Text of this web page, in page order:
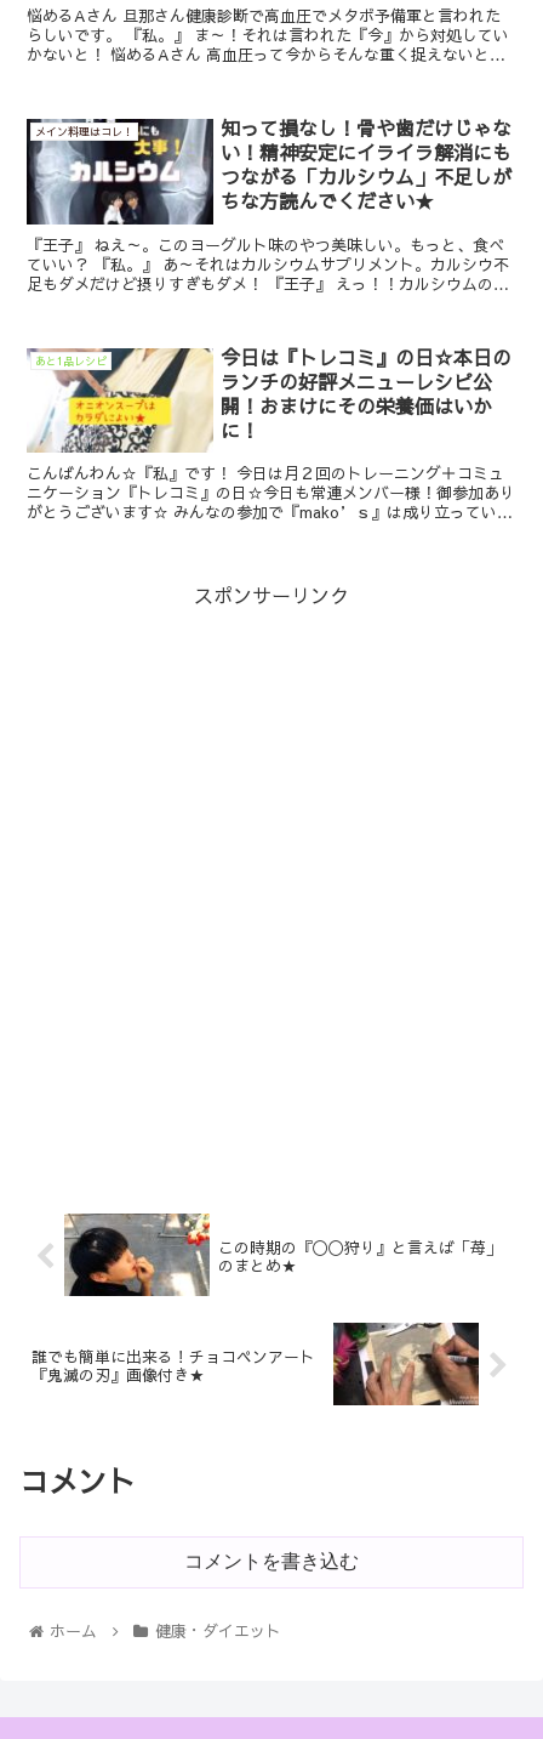
悩めるAさん 旦那さん健康診断で高血圧でメタボ予備軍と言われた
らしいです。 『私。』 ま～！それは言われた『今』から対処してい
かないと！ 悩めるAさん 高血圧って今からそんな重く捉えないとだ
メイン料理はコレ！
知って損なし！骨や歯だけじゃな
い！精神安定にイライラ解消にも
つながる「カルシウム」不足しが
ちな方読んでください★
『王子』 ねえ～。このヨーグルト味のやつ美味しい。もっと、食べ
ていい？ 『私。』 あ～それはカルシウムサプリメント。カルシウ不
足もダメだけど摂りすぎもダメ！ 『王子』 えっ！！カルシウムの摂
あと1品レシピ
今日は『トレコミ』の日☆本日の
ランチの好評メニューレシピ公
開！おまけにその栄養価はいか
に！
こんばんわん☆『私』です！ 今日は月２回のトレーニング＋コミュ
ニケーション『トレコミ』の日☆今日も常連メンバー様！御参加あり
がとうございます☆ みんなの参加で『mako’ｓ』は成り立っていま
スポンサーリンク
この時期の『〇〇狩り』と言えば「苺」
のまとめ★
誰でも簡単に出来る！チョコペンアート
『鬼滅の刃』画像付き★
コメント
コメントを書き込む
ホーム 健康・ダイエット